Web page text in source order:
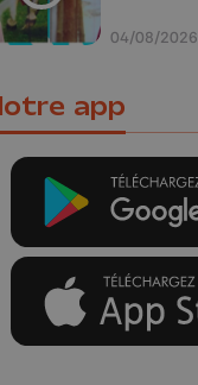
04/08/2026
app